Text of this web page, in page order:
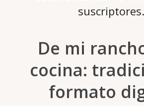
suscriptores.
De mi
cocina:
formato